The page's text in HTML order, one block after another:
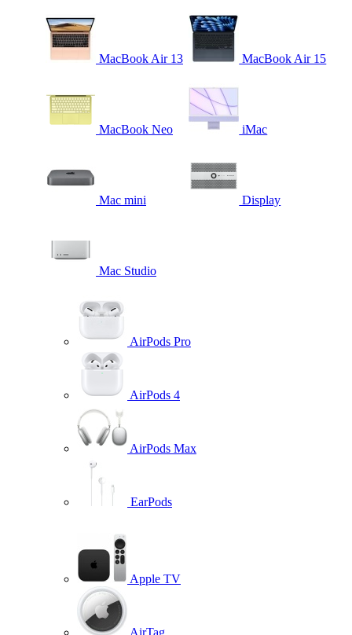
MacBook Air 13 MacBook Air 15
MacBook Neo iMac
Mac mini Display
Mac Studio
AirPods Pro
AirPods 4
AirPods Max
EarPods
Apple TV